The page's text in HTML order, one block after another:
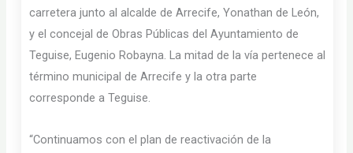
carretera junto al alcalde de Arrecife, Yonathan de León,
y el concejal de Obras Públicas del Ayuntamiento de
Teguise, Eugenio Robayna. La mitad de la vía pertenece al
término municipal de Arrecife y la otra parte
corresponde a Teguise.
“Continuamos con el plan de reactivación de la